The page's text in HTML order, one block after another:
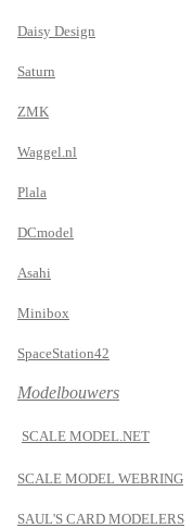
Daisy Design
Saturn
ZMK
Waggel.nl
Plala
DCmodel
Asahi
Minibox
SpaceStation42
Modelbouwers
SCALE MODEL.NET
SCALE MODEL WEBRING
SAUL'S CARD MODELERS